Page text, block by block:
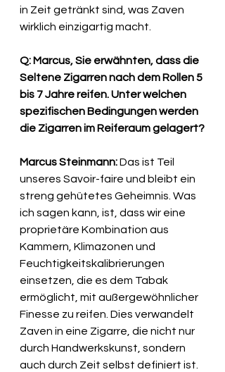
in Zeit getränkt sind, was Zaven
wirklich einzigartig macht.
Q: Marcus, Sie erwähnten, dass die
Seltene Zigarren nach dem Rollen 5
bis 7 Jahre reifen. Unter welchen
spezifischen Bedingungen werden
die Zigarren im Reiferaum gelagert?
Marcus Steinmann: Das ist Teil
unseres Savoir-faire und bleibt ein
streng gehütetes Geheimnis. Was
ich sagen kann, ist, dass wir eine
proprietäre Kombination aus
Kammern, Klimazonen und
Feuchtigkeitskalibrierungen
einsetzen, die es dem Tabak
ermöglicht, mit außergewöhnlicher
Finesse zu reifen. Dies verwandelt
Zaven in eine Zigarre, die nicht nur
durch Handwerkskunst, sondern
auch durch Zeit selbst definiert ist.